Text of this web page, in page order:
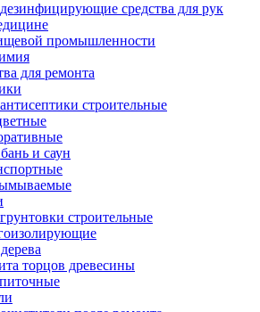
средства для рук
промышленности
для ремонта
строительные
и саун
строительные
торцов древесины